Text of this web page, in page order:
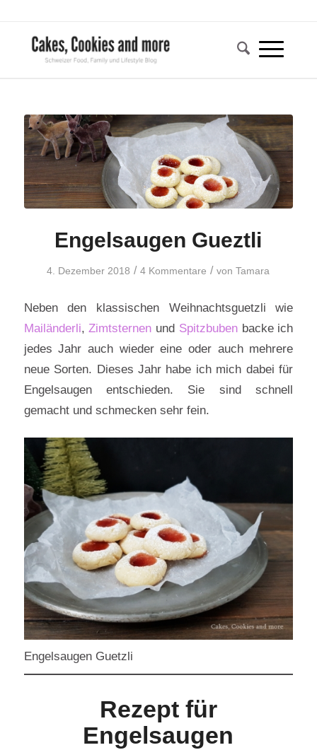
Engelsaugen Gueztli
4. Dezember 2018 / 4 Kommentare / vonTamara
Neben den klassischen Weihnachtsguetzli wie
Mailänderli,Zimtsternen und Spitzbubenbacke ich
jedes Jahr auch wieder eine oder auch mehrere
neue Sorten. Dieses Jahr habe ich mich dabei für
Engelsaugen entschieden. Sie sind schnell
gemacht und schmecken sehr fein.
Engelsaugen Guetzli
Rezept für
Engelsaugen